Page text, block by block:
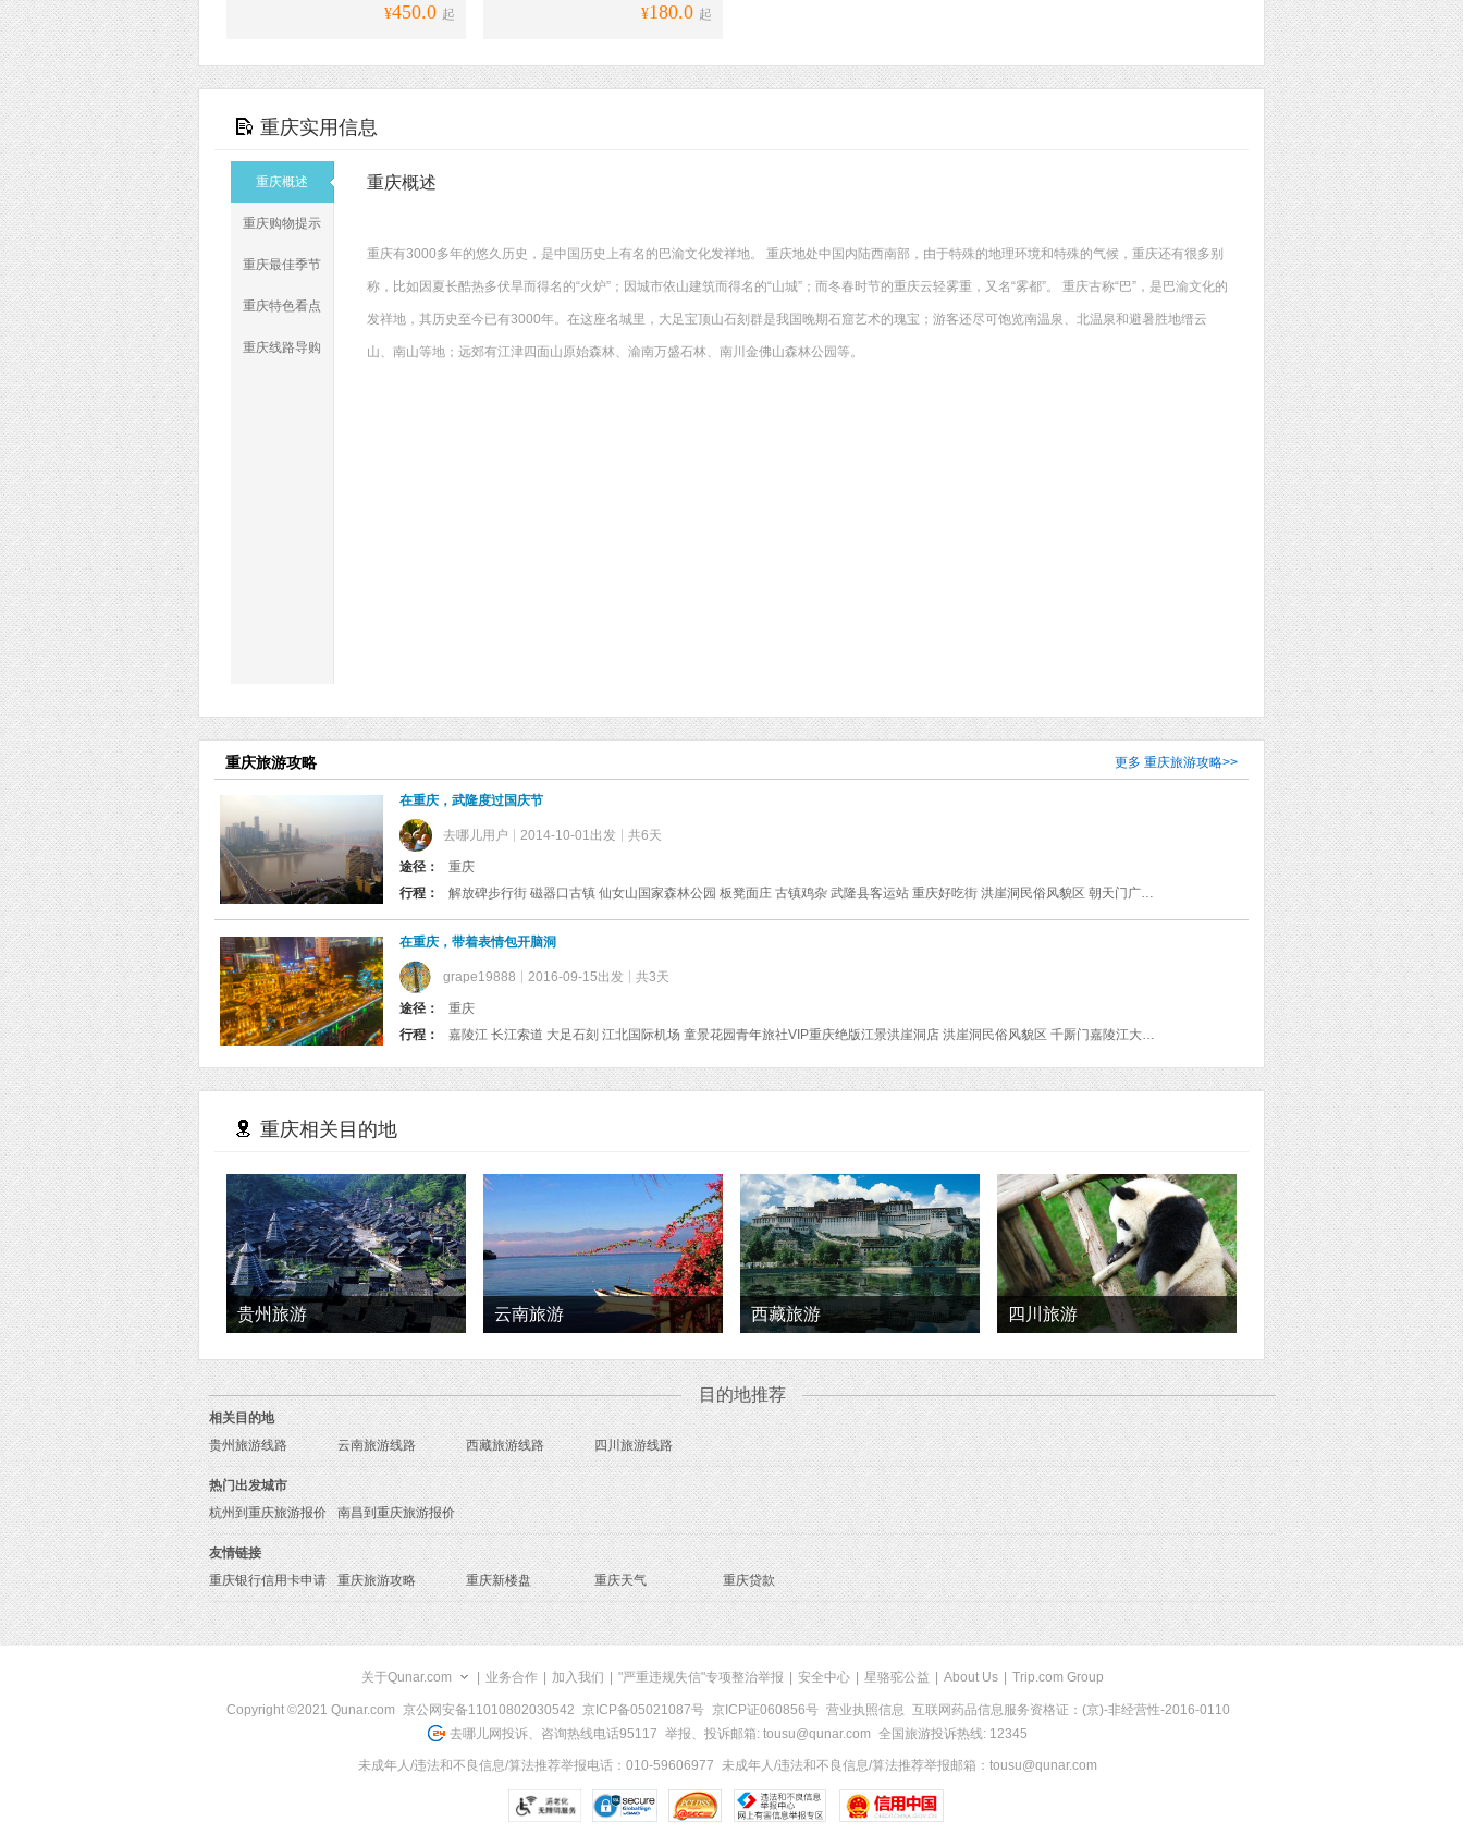
¥450.0 起 ¥180.0 起
重庆实用信息
重庆概述
重庆购物提示
重庆最佳季节
重庆特色看点
重庆线路导购
重庆概述
重庆有3000多年的悠久历史，是中国历史上有名的巴渝文化发祥地。 重庆地处中国内陆西南部，由于特殊的地理环境和特殊的气候，重庆还有很多别
称，比如因夏长酷热多伏旱而得名的“火炉”；因城市依山建筑而得名的“山城”；而冬春时节的重庆云轻雾重，又名“雾都”。 重庆古称“巴”，是巴渝文化的
发祥地，其历史至今已有3000年。在这座名城里，大足宝顶山石刻群是我国晚期石窟艺术的瑰宝；游客还尽可饱览南温泉、北温泉和避暑胜地缙云
山、南山等地；远郊有江津四面山原始森林、渝南万盛石林、南川金佛山森林公园等。
重庆旅游攻略 更多 重庆旅游攻略>>
在重庆，武隆度过国庆节
去哪儿用户 2014-10-01出发 共6天
途径：
重庆
行程：
解放碑步行街 磁器口古镇 仙女山国家森林公园 板凳面庄 古镇鸡杂 武隆县客运站 重庆好吃街 洪崖洞民俗风貌区 朝天门广场 朝天门码头 重庆港客运站 花市豌杂面 茂庄古镇鸡杂 老来福养身老鸭汤 观音桥步行街 湖广会馆 长江索道 三三火锅 南山一棵树观景台 火炉张平羊肉 陈有良尖椒鸡(渝中示范店) 王五板凳面
在重庆，带着表情包开脑洞
grape19888 2016-09-15出发 共3天
途径：
重庆
行程：
嘉陵江 长江索道 大足石刻 江北国际机场 童景花园青年旅社VIP重庆绝版江景洪崖洞店 洪崖洞民俗风貌区 千厮门嘉陵江大桥 解放碑步行街 好又来酸辣粉(八一路总店) 十八梯 山城步道 湖广会馆 东水门大桥 罗汉寺 磁器口古镇 陈昌银麻花 宝轮寺 渣滓洞 白公馆 南山一棵树观景台 人民大礼堂 三峡博物馆 中山四路 桂园 周公馆 鹅岭公园 鹅岭公园阚胜楼 朝天门
重庆相关目的地
贵州旅游 云南旅游 西藏旅游 四川旅游
目的地推荐
相关目的地
贵州旅游线路
云南旅游线路 西藏旅游线路 四川旅游线路
热门出发城市
杭州到重庆旅游报价
南昌到重庆旅游报价
友情链接
重庆银行信用卡申请
重庆旅游攻略 重庆新楼盘 重庆天气 重庆贷款
关于Qunar.com 业务合作 加入我们 "严重违规失信"专项整治举报 安全中心 星骆驼公益 About Us Trip.com Group
Copyright ©2021 Qunar.com 京公网安备11010802030542 京ICP备05021087号 京ICP证060856号 营业执照信息 互联网药品信息服务资格证：(京)-非经营性-2016-0110
去哪儿网投诉、咨询热线电话95117 举报、投诉邮箱: tousu@qunar.com 全国旅游投诉热线: 12345
未成年人/违法和不良信息/算法推荐举报电话：010-59606977 未成年人/违法和不良信息/算法推荐举报邮箱：tousu@qunar.com